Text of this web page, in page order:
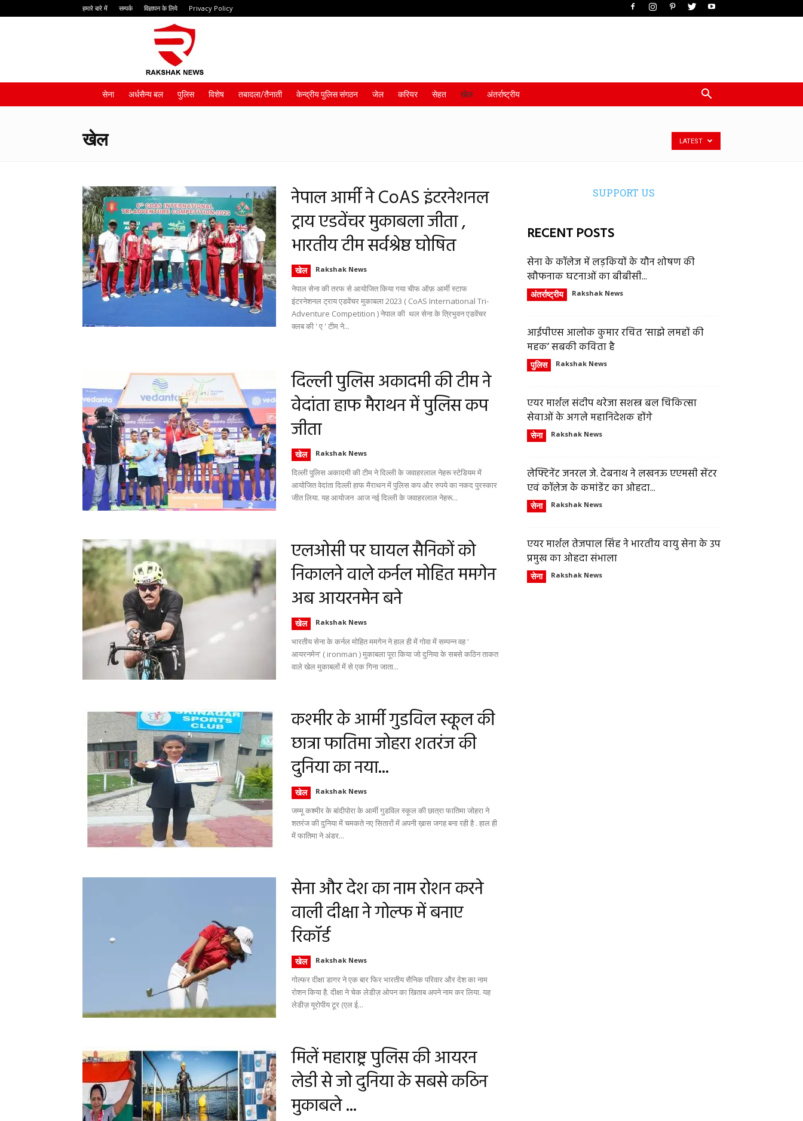
हमारे बारे में सम्पर्क विज्ञापन के लिये Privacy Policy
सेना अर्धसैन्य बल पुलिस विशेष तबादला/तैनाती केन्द्रीय पुलिस संगठन जेल करियर सेहत खेल अंतर्राष्ट्रीय
खेल LATEST
नेपाल आर्मी ने CoAS इंटरनेशनल
ट्राय एडवेंचर मुकाबला जीता ,
भारतीय टीम सर्वश्रेष्ठ घोषित
खेल Rakshak News
नेपाल सेना की तरफ से आयोजित किया गया चीफ ऑफ़ आर्मी स्टाफ
इंटरनेशनल ट्राय एडवेंचर मुकाबला 2023 ( CoAS International Tri-
Adventure Competition ) नेपाल की थल सेना के त्रिभुवन एडवेंचर
क्लब की ' ए ' टीम ने...
दिल्ली पुलिस अकादमी की टीम ने
वेदांता हाफ मैराथन में पुलिस कप
जीता
खेल Rakshak News
दिल्ली पुलिस अकादमी की टीम ने दिल्ली के जवाहरलाल नेहरू स्टेडियम में
आयोजित वेदांता दिल्ली हाफ मैराथन में पुलिस कप और रुपये का नकद पुरस्कार
जीत लिया. यह आयोजन आज नई दिल्ली के जवाहरलाल नेहरू...
एलओसी पर घायल सैनिकों को
निकालने वाले कर्नल मोहित ममगेन
अब आयरनमेन बने
खेल Rakshak News
भारतीय सेना के कर्नल मोहित ममगेन ने हाल ही में गोवा में सम्पन्न वह '
आयरनमेन' ( ironman ) मुकाबला पूरा किया जो दुनिया के सबसे कठिन ताकत
वाले खेल मुकाबलों में से एक गिना जाता...
कश्मीर के आर्मी गुडविल स्कूल की
छात्रा फातिमा जोहरा शतरंज की
दुनिया का नया...
खेल Rakshak News
जम्मू कश्मीर के बांदीपोरा के आर्मी गुडविल स्कूल की छात्रा फातिमा जोहरा ने
शतरंज की दुनिया में चमकते नए सितारों में अपनी ख़ास जगह बना रही है . हाल ही
में फातिमा ने अंडर...
सेना और देश का नाम रोशन करने
वाली दीक्षा ने गोल्फ में बनाए
रिकॉर्ड
खेल Rakshak News
गोल्फर दीक्षा डागर ने एक बार फिर भारतीय सैनिक परिवार और देश का नाम
रोशन किया है. दीक्षा ने चेक लेडीज़ ओपन का खिताब अपने नाम कर लिया. यह
लेडीज़ यूरोपीय टूर (एल ई...
मिलें महाराष्ट्र पुलिस की आयरन
लेडी से जो दुनिया के सबसे कठिन
मुकाबले ...
SUPPORT US
RECENT POSTS
सेना के कॉलेज में लड़कियों के यौन शोषण की
खौफनाक घटनाओं का बीबीसी...
अंतर्राष्ट्रीय Rakshak News
आईपीएस आलोक कुमार रचित ‘साझे लमहों की
महक’ सबकी कविता है
पुलिस Rakshak News
एयर मार्शल संदीप थरेजा सशस्त्र बल चिकित्सा
सेवाओं के अगले महानिदेशक होंगे
सेना Rakshak News
लेफ्टिनेंट जनरल जे. देबनाथ ने लखनऊ एएमसी सेंटर
एवं कॉलेज के कमांडेंट का ओहदा...
सेना Rakshak News
एयर मार्शल तेजपाल सिंह ने भारतीय वायु सेना के उप
प्रमुख का ओहदा संभाला
सेना Rakshak News